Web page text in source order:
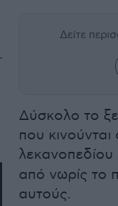
Δείτε
Δύσκολο το
που
λεκανοπεδίου
από νωρίς το
αυτούς.